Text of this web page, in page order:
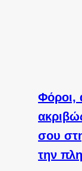
Φόροι,
σου
την